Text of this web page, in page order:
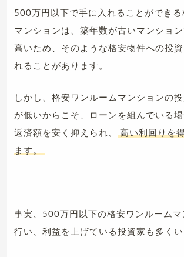
500万円以下で手に入れることができる
マンションは、築年数が古いマンショ
高いため、そのような格安物件への投
れることがあります。
しかし、格安ワンルームマンションの
が低いからこそ、ローンを組んでいる
返済額を安く抑えられ、
高い利回りを
ます。
事実、500万円以下の格安ワンルーム
行い、利益を上げている投資家も多くい